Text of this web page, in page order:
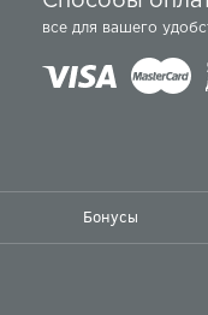
все для вашего
Бонусы